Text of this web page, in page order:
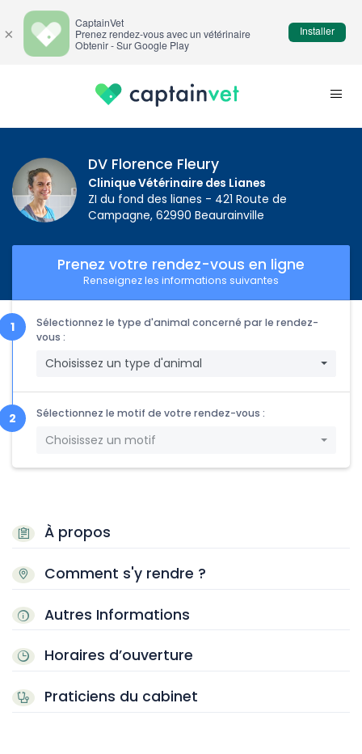
DV Florence Fleury
Clinique Vétérinaire des Lianes
ZI du fond des lianes - 421 Route de
Campagne, 62990 Beaurainville
À propos
Comment s'y rendre ?
Autres Informations
Horaires d’ouverture
Praticiens du cabinet
Prenez votre rendez-vous en ligne
Renseignez les informations suivantes
Sélectionnez le type d'animal concerné par le rendez-
vous :
Choisissez un type d'animal
Sélectionnez le motif de votre rendez-vous :
Choisissez un motif
×
CaptainVet
Prenez rendez-vous avec un vétérinaire
Obtenir - Sur Google Play
Installer